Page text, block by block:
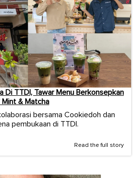
Di TTDI, Tawar Menu Berkonsepkan
Mint & Matcha
bersama Cookiedoh dan
pembukaan di TTDI.
Read the full story